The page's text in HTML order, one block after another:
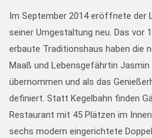
Im September 2014 eröffnete der
seiner Umgestaltung neu. Das vor
erbaute Traditionshaus haben die
Maaß und Lebensgefährtin Jasmin
übernommen und als das
definiert. Statt Kegelbahn finden
Restaurant mit 45 Plätzen im
sechs modern eingerichtete